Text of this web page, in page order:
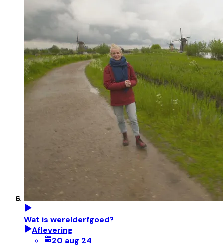
Wat is werelderfgoed?
Aflevering
20 aug 24